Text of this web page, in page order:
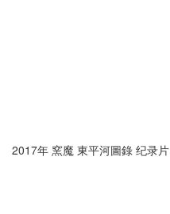
2017年 窯魔 東平河圖錄 纪录片